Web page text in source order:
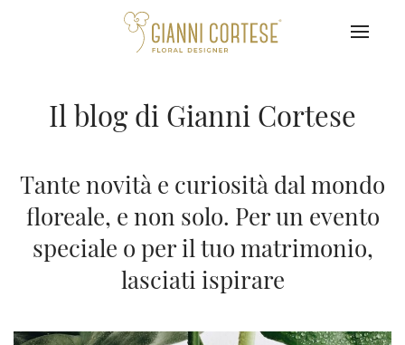
Il blog di Gianni Cortese
Tante novità e curiosità dal mondo
floreale, e non solo. Per un evento
speciale o per il tuo matrimonio,
lasciati ispirare